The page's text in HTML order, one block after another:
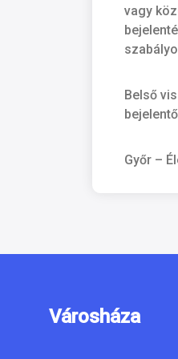
vagy
Belső
Győr –
Városháza